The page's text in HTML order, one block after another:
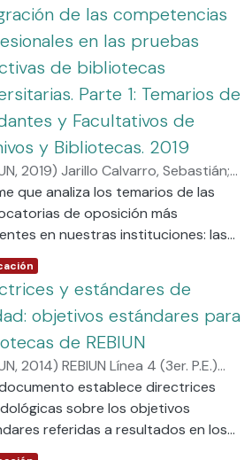
de las competencias
en las pruebas
de bibliotecas
Parte 1: Temarios de
y Facultativos de
y Bibliotecas. 2019
, 2019) Jarillo Calvarro, Sebastián;
Alonso, Trinidad; REBIUN Línea 4 (3er.
en las Bibliotecas
que analiza los temarios de las
de oposición más
en nuestras instituciones: las
internas a la Escala de
Bibliotecas y las
libres a la Escala de
de Bibliotecas.
,
y estándares de
objetivos estándares para
de REBIUN
, 2014) REBIUN Línea 4 (3er. P.E.)
en las Bibliotecas Universitarias
establece directrices
sobre los objetivos
referidas a resultados en los
en el personal de biblioteca, en la